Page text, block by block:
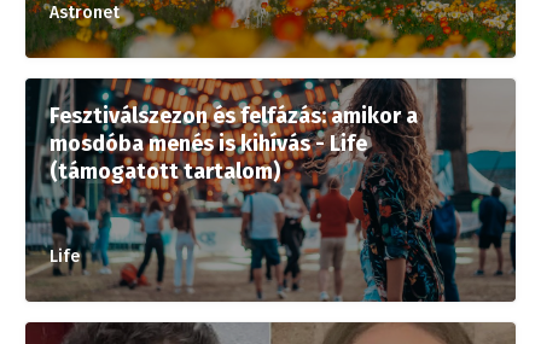
Astronet
Fesztiválszezon és felfázás: amikor a
mosdóba menés is kihívás - Life
(támogatott tartalom)
Life